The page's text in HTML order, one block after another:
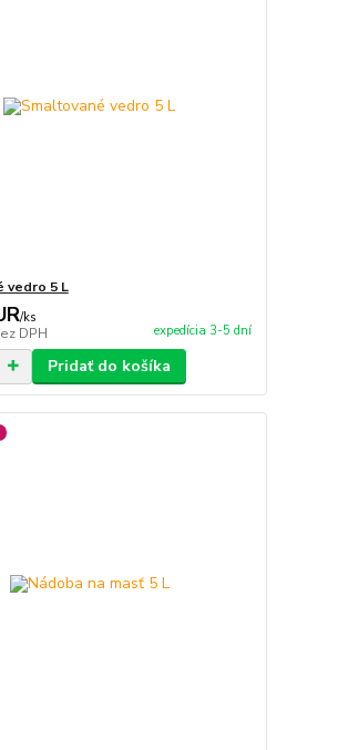
vedro 5 L
/ks
DPH expedícia 3-5 dní
Pridať do košíka